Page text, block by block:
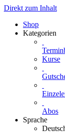
Direkt zum Inhalt
Shop
Kategorien
Kurse
Abos
Sprache